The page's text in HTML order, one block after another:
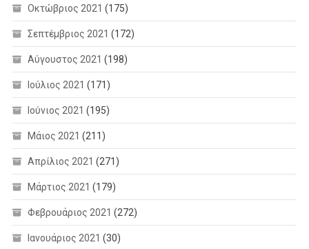
Οκτώβριος 2021 (175)
Σεπτέμβριος 2021 (172)
Αύγουστος 2021 (198)
Ιούλιος 2021 (171)
Ιούνιος 2021 (195)
Μάιος 2021 (211)
Απρίλιος 2021 (271)
Μάρτιος 2021 (179)
Φεβρουάριος 2021 (272)
Ιανουάριος 2021 (30)